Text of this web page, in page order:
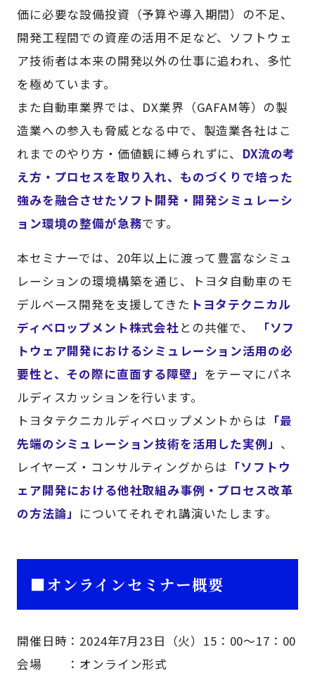
価に必要な設備投資（予算や導入期間）の不足、
開発⼯程間での資産の活⽤不足など、ソフトウェ
ア技術者は本来の開発以外の仕事に追われ、多忙
を極めています。
また自動車業界では、DX業界（GAFAM等）の製
造業への参入も脅威となる中で、製造業各社はこ
れまでのやり方・価値観に縛られずに、 DX流の考
え方・プロセスを取り入れ、ものづくりで培った
強みを融合させたソフト開発・開発シミュレーシ
ョン環境の整備が急務です。
本セミナーでは、20年以上に渡って豊富なシミュ
レーションの環境構築を通じ、トヨタ⾃動⾞のモ
デルベース開発を支援してきた トヨタテクニカル
ディベロップメント株式会社との共催で、
「ソフ
トウェア開発におけるシミュレーション活用の必
要性と、その際に直面する障壁」 をテーマにパネ
ルディスカッションを行います。
トヨタテクニカルディベロップメントからは 「最
先端のシミュレーション技術を活用した実例」 、
レイヤーズ・コンサルティングからは 「ソフトウ
ェア開発における他社取組み事例・プロセス改革
の方法論」 についてそれぞれ講演いたします。
■オンラインセミナー概要
開催日時：2024年7月23日（火）15：00～17：00
会場 ：オンライン形式